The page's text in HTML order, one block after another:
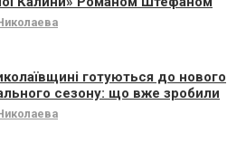
готуються до нового
сезону: що вже зробили